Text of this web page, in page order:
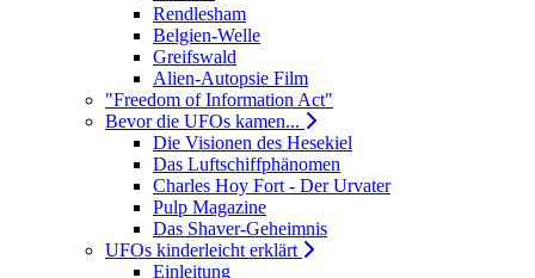
Rendlesham
Belgien-Welle
Greifswald
Alien-Autopsie Film
"Freedom of Information Act"
Bevor die UFOs kamen...
Die Visionen des Hesekiel
Das Luftschiffphänomen
Charles Hoy Fort - Der Urvater
Pulp Magazine
Das Shaver-Geheimnis
UFOs kinderleicht erklärt
Einleitung